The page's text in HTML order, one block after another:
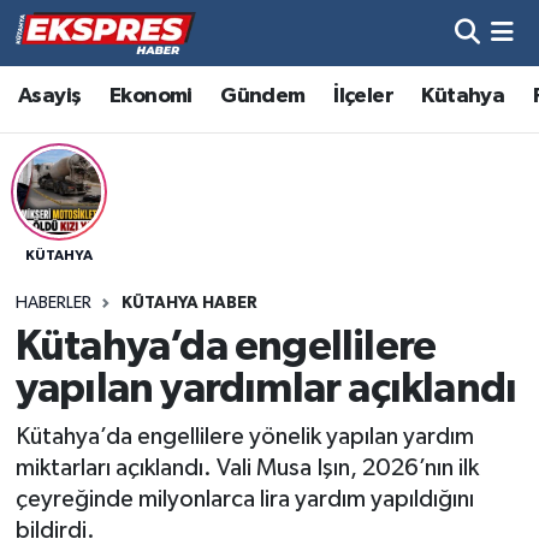
Asayiş Ekonomi Gündem İlçeler Kütahya
KÜTAHYA
HABERLER KÜTAHYA HABER
Kütahya’da engellilere
yapılan yardımlar açıklandı
Kütahya’da engellilere yönelik yapılan yardım
miktarları açıklandı. Vali Musa Işın, 2026’nın ilk
çeyreğinde milyonlarca lira yardım yapıldığını
bildirdi.
Altıntaş
Asayiş
Aslanapa
Bölge
Çavdarhisar
Domaniç
Dumlupınar
Hava Durumu
Trafik Durumu
Süper Lig Puan Durumu ve Fikstür
Son Dakika Haberleri
Haber Arşivi